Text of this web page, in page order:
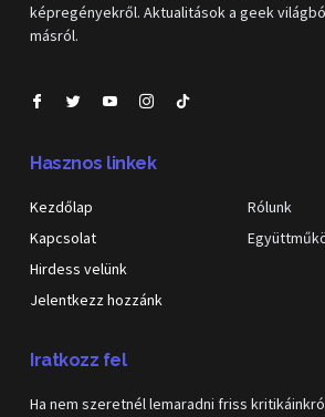
képregényekről. Aktualitások a geek
másról.
Hasznos linkek
Kezdőlap
Kapcsolat
Hirdess velünk
Jelentkezz hozzánk
Rólunk
Iratkozz fel
Ha nem szeretnél lemaradni friss